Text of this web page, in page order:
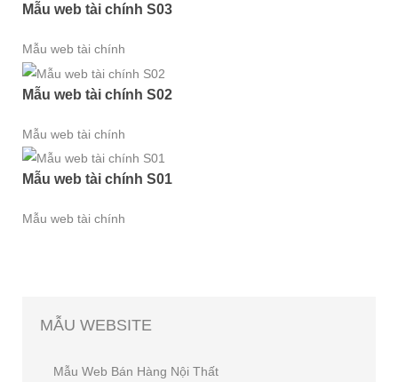
Mẫu web tài chính S03
Mẫu web tài chính
Mẫu web tài chính S02
Mẫu web tài chính
Mẫu web tài chính S01
Mẫu web tài chính
MẪU WEBSITE
Mẫu Web Bán Hàng Nội Thất